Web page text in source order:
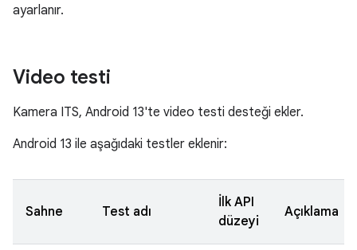
ayarlanır.
Video testi
Kamera ITS, Android 13'te video testi desteği ekler.
Android 13 ile aşağıdaki testler eklenir:
Sahne Test adı
İlk API
düzeyi
Açıklama